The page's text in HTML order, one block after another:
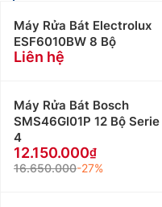
Máy Rửa Bát Electrolux
ESF6010BW 8 Bộ
Liên hệ
Máy Rửa Bát Bosch
SMS46GI01P 12 Bộ Serie
4
12.150.000
16.650.000-27%